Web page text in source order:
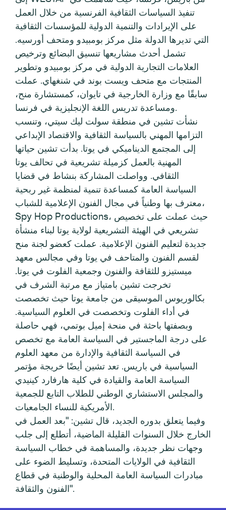
تنفيذ السياسات الثقافية الفرنسية من خلال العمل
على الإيرادات والتنمية الدولية للمؤسسات الثقافية
التي تديرها الدولة مثل مركز بومبيدو ومتحف أورسيه.
تشمل أحدث مشاريعها تنسيق البضائع وترخيص
العلامات التجارية الدولية في مركز بومبيدو وتطوير
المنتجات مع متحف ويست بوند في شنغهاي. عملت
سابقًا مع وزارة الخارجية في تايوان، كمستشارة منح،
ومساعدة تدريس اللغة الإنجليزية في فرنسا.
نشأت تشين في منطقة سولت ليك سيتي، وتنسب
التزامها المهني بالسياسة الثقافية والاقتصاد الإبداعي
إلى المجتمع الديناميكي في يوتا. بدأت تشين حياتها
المهنية بالعمل كزميلة تشريعية في تحالف يوتا
الثقافي. وواصلت المشاركة بنشاط في قضايا
السياسة العامة كمساعدة تنمية لمنظمة غير ربحية
معترف بها وطنياً في مجال الفنون الإعلامية للشباب،
Spy Hop Productions، حيث عملت على تخصيص
تشريعي في الهيئة التشريعية لولاية يوتا لبناء منشأة
جديدة لتعليم الفنون الإعلامية. عملت كعضو لجنة منح
لقسم الفنون والمتاحف في يوتا وفي مجالس معهد
ميستيزو للثقافة والفنون وجمعية الفلوت في يوتا.
تخرجت تشين بامتياز مع مرتبة الشرف في
بكالوريوس الموسيقى من جامعة يوتا حيث تخصصت
في أداء الفلوت وتخصصت في العلوم السياسية.
وبصفتها باحثة في منحة إميل بوتمي، فهي حاصلة
على درجة الماجستير في السياسة العامة مع تخصص
في السياسة الثقافية والإدارة من معهد العلوم
السياسية في باريس. تعد تشين أيضًا خريجة مؤتمر
السياسة العامة والقيادة في كلية هارفارد كينيدي
والمجلس الاستشاري الوطني للطلاب التابع للجمعية
الأمريكية للنساء الجامعيات.
وفيما يتعلق بدوره الجديد، قال تشين: "بعد العمل في
الخارج خلال السنوات القليلة الماضية، أتطلع إلى جلب
وجهات نظر جديدة، والمساهمة في خطاب السياسة
الثقافية في الولايات المتحدة، وتسليط الضوء على
مبادرات السياسة العامة المحلية والوطنية في قطاع
الفنون والثقافة".